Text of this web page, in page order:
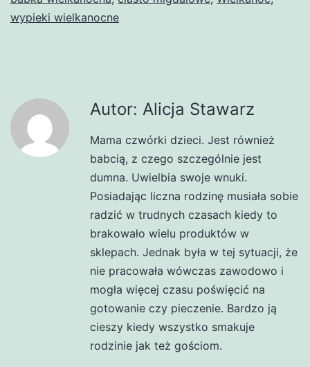
wypieki wielkanocne
Autor: Alicja Stawarz
Mama czwórki dzieci. Jest również
babcią, z czego szczególnie jest
dumna. Uwielbia swoje wnuki.
Posiadając liczna rodzinę musiała sobie
radzić w trudnych czasach kiedy to
brakowało wielu produktów w
sklepach. Jednak była w tej sytuacji, że
nie pracowała wówczas zawodowo i
mogła więcej czasu poświęcić na
gotowanie czy pieczenie. Bardzo ją
cieszy kiedy wszystko smakuje
rodzinie jak też gościom.